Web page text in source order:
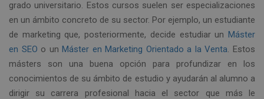
grado universitario. Estos cursos suelen ser especializaciones
en un ámbito concreto de su sector. Por ejemplo, un estudiante
de marketing que, posteriormente, decide estudiar un Máster
en SEO o unMáster en Marketing Orientado a la Venta. Estos
másters son una buena opción para profundizar en los
conocimientos de su ámbito de estudio y ayudarán al alumno a
dirigir su carrera profesional hacia el sector que más le